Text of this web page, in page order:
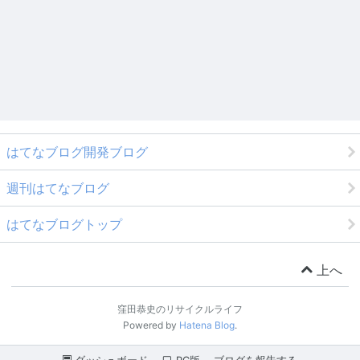
はてなブログ開発ブログ
週刊はてなブログ
はてなブログトップ
上へ
窪田恭史のリサイクルライフ
Powered by Hatena Blog.